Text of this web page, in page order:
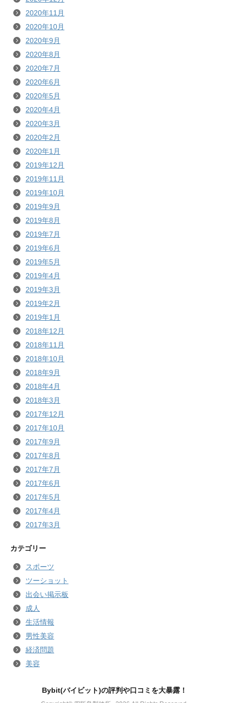
2020年11月
2020年10月
2020年9月
2020年8月
2020年7月
2020年6月
2020年5月
2020年4月
2020年3月
2020年2月
2020年1月
2019年12月
2019年11月
2019年10月
2019年9月
2019年8月
2019年7月
2019年6月
2019年5月
2019年4月
2019年3月
2019年2月
2019年1月
2018年12月
2018年11月
2018年10月
2018年9月
2018年4月
2018年3月
2017年12月
2017年10月
2017年9月
2017年8月
2017年7月
2017年6月
2017年5月
2017年4月
2017年3月
カテゴリー
スポーツ
ツーショット
出会い掲示板
成人
生活情報
男性美容
経済問題
美容
Bybit(バイビット)の評判や口コミを大暴露！